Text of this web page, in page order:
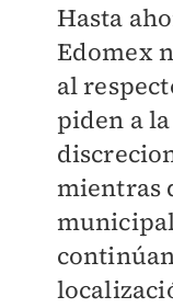
Hasta
Edomex
al
piden a
mientras